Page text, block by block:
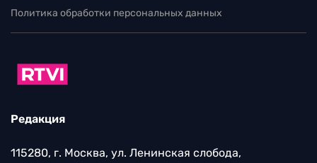
Политика обработки персональных данных
Редакция
115280, г. Москва, ул. Ленинская слобода,